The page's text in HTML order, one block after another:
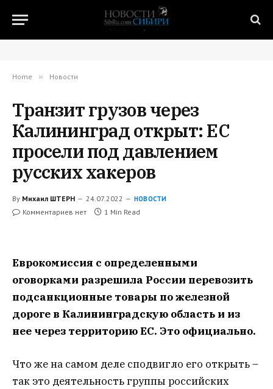
Home » Новости
Транзит грузов через
Калининград открыт: ЕС
просели под давлением
русских хакеров
By Михаил ШТЕРН 24.07.2022 НОВОСТИ
Комментариев нет 1 Min Read
Еврокомиссия с определенными
оговорками разрешила России перевозить
подсанкционные товары по железной
дороге в Калининградскую область и из
нее через территорию ЕС. Это официально.
Что же на самом деле сподвигло его открыть –
так это деятельность группы российских